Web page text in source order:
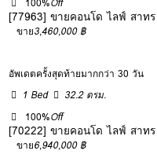
[77963] ขายคอนโด ไลฟ์ สาท
ขาย3,460,000 ฿
อัพเดตครั้งสุดท้ายมากกว่า 30 วัน
1 Bed
32.2 ตรม.
100%Off
[70222] ขายคอนโด ไลฟ์ สาท
ขาย6,940,000 ฿